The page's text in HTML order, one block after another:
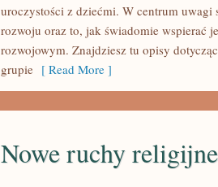
uroczystości z dziećmi. W centrum uwagi
rozwoju oraz to, jak świadomie wspierać
rozwojowym. Znajdziesz tu opisy
grupie [ Read More ]
Nowe ruchy religijne